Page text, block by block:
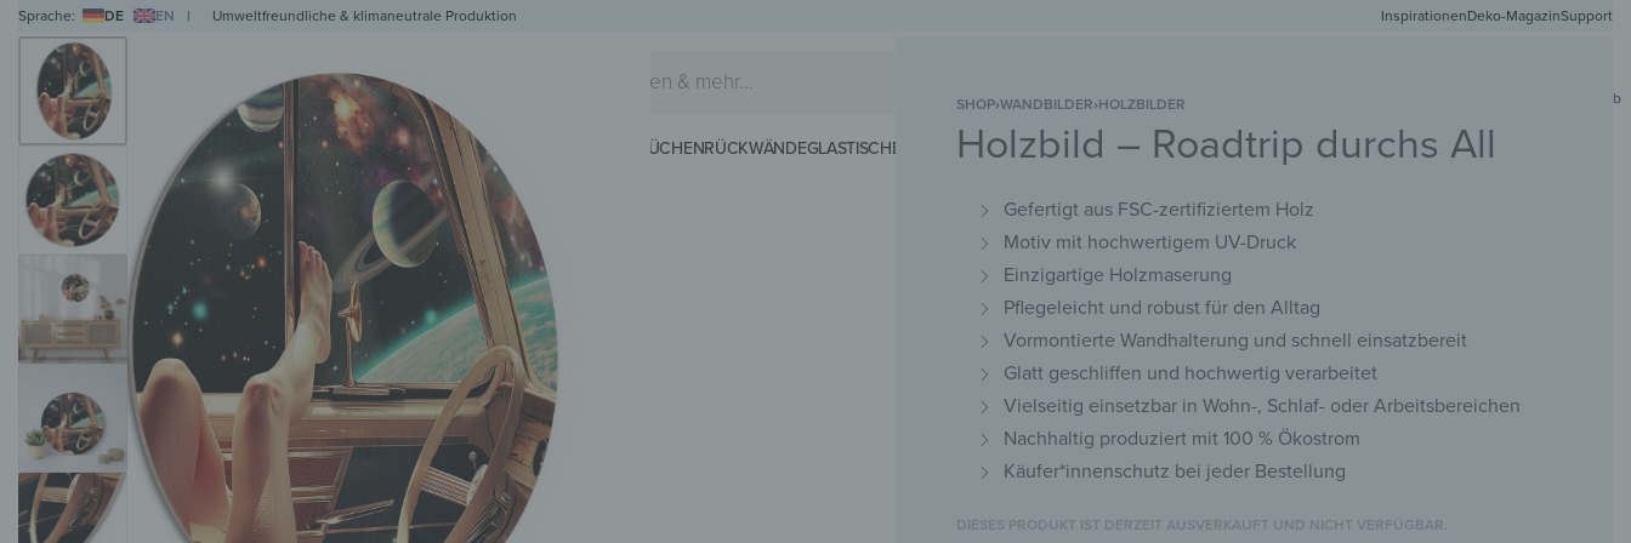
Sprache: DE EN | Umweltfreundliche & klimaneutrale Produktion InspirationenDeko-MagazinSupport
Warenkorb
WANDBILDERWANDUHREN MAGNETTAFELNHERDABDECKPLATTEN KÜCHENRÜCKWÄNDEGLASTISCHE SCHNEIDEBRETTERMAGNETMATTENSCHLÜSSELBRETTER KREIDETAFELN WANDSPIEGEL
SHOP›WANDBILDER›HOLZBILDER
Holzbild – Roadtrip durchs All
Gefertigt aus FSC-zertifiziertem Holz
Motiv mit hochwertigem UV-Druck
Einzigartige Holzmaserung
Pflegeleicht und robust für den Alltag
Vormontierte Wandhalterung und schnell einsatzbereit
Glatt geschliffen und hochwertig verarbeitet
Vielseitig einsetzbar in Wohn-, Schlaf- oder Arbeitsbereichen
Nachhaltig produziert mit 100 % Ökostrom
Käufer*innenschutz bei jeder Bestellung
DIESES PRODUKT IST DERZEIT AUSVERKAUFT UND NICHT VERFÜGBAR.